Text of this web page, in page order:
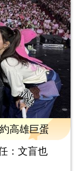
高雄巨蛋
：文盲也